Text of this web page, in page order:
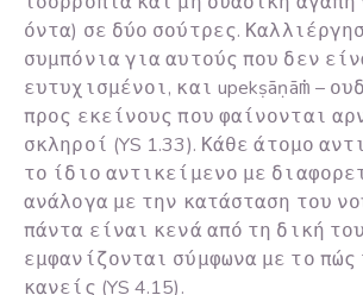
όντα) σε δύο σούτρες.
συμπόνια για αυτούς που δεν
ευτυχισμένοι, και upekṣāṇāṁ –
προς εκείνους που φαίνονται
σκληροί (YS 1.33). Κάθε άτομο
το ίδιο αντικείμενο με
ανάλογα με την κατάσταση του
πάντα είναι κενά από τη δική
εμφανίζονται σύμφωνα με το πώς
κανείς (YS 4.15).